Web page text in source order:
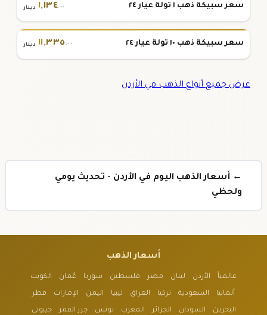
سعر سبيكة ذهب ١ تولة عيار ٢٤ ١,١٣٤.٠٠ دينار
سعر سبيكة ذهب ١٠ تولة عيار ٢٤ ١١,٣٣٥ .٠٠ دينار
عرض جميع أنواع الذهب في الأردن
← أسعار الذهب اليوم في الأردن - تحديث يومي
ولحظي
أسعار الذهب
عالمياً الأردن لبنان مصر فلسطين سوريا عُمان الكويت
ألمانيا السعودية تركيا العراق ليبيا اليمن الإمارات قطر
البحرين السودان الجزائر المغرب تونس جزر القمر جيبوتي